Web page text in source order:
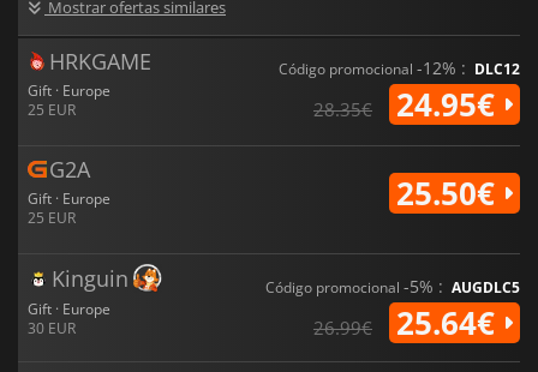
Mostrar ofertas similares
HRKGAME
Gift · Europe
25 EUR
Código promocional -12% : DLC12
28.35€ 24.95€
G2A
Gift · Europe
25 EUR
25.50€
Kinguin
Gift · Europe
30 EUR
Código promocional -5% : AUGDLC5
26.99€ 25.64€